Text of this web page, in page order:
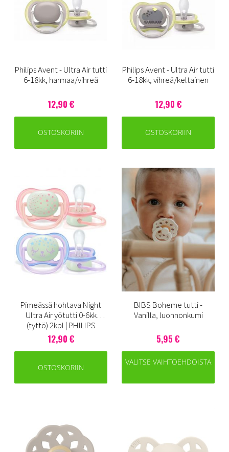
Philips Avent - Ultra Air tutti
6-18kk, harmaa/vihreä
12,90 €
OSTOSKORIIN
Philips Avent - Ultra Air tutti
6-18kk, vihreä/keltainen
12,90 €
OSTOSKORIIN
Pimeässä hohtava Night
Ultra Air yötutti 0-6kk
(tyttö) 2kpl | PHILIPS
AVENT
12,90 €
OSTOSKORIIN
BIBS Boheme tutti -
Vanilla, luonnonkumi
5,95 €
VALITSE VAIHTOEHDOISTA